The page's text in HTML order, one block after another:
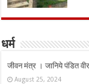
धर्म
जीवन मंत्र । जानिये पंडित
August 25, 2024